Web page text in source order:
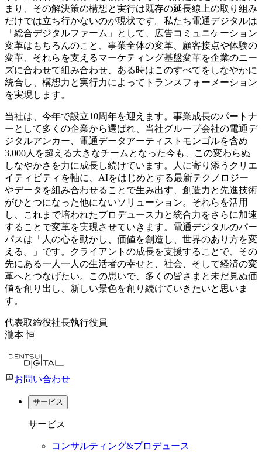
まり、その解決策の構想と実行は既存の延長線上の取り組み
だけでは立ち行かないのが現状です。私たち電通デジタルは
「総合デジタルファーム」として、広告コミュニケーション
変革はもちろんのこと、事業全体の変革、顧客接点や体験の
変革、それらを支えるマーケティング基盤変革を企業のニー
ズに合わせて組み合わせ、ある時はこのすべてをしなやかに
統合し、構想力と実行力によってトランスフォーメーション
を実現します。
当社は、今年で設立10周年を迎えます。事業成長のパートナ
ーとして多くの企業から選ばれ、当社グループ会社の電通デ
ジタルアンカー、電通データアーティストモンゴルを含め
3,000人を超える大きなチームとなった今も、この変わらぬ
しなやかさを力に成長し続けています。人に寄り添うクリエ
イティビティを軸に、AIをはじめとする最新テクノロジー
やデータを組み合わせることで生み出す、創造力と先進技術
がひとつになった他にないソリューション。それらを活用
し、これまで培われたプロデュース力と統合力をさらに加速
することで変革を実現させていきます。電通デジタルのパー
パスは「人の心を動かし、価値を創造し、世界のあり方を変
える。」です。クライアントの成長を支援することで、その
先にある一人一人の生活者の幸せと、社会、そして経済の変
革へとつなげたい。この思いで、多くの皆さまと未だ見ぬ価
値を創り出し、新しい景色を創り続けていきたいと思いま
す。
代表取締役社長執行役員
瀧本 恒
お問い合わせ
サービス
サービス
コンサルティング&プロデュース